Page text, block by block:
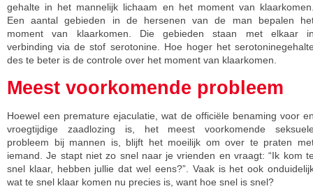
gehalte in het mannelijk lichaam en het moment van
Een aantal gebieden in de hersenen van de man bepalen
moment van klaarkomen. Die gebieden staan met elkaar
verbinding via de stof serotonine. Hoe hoger het
des te beter is de controle over het moment van klaarkomen.
Meest voorkomende probleem
Hoewel een premature ejaculatie, wat de officiële benaming voor
vroegtijdige zaadlozing is, het meest voorkomende
probleem bij mannen is, blijft het moeilijk om over te praten
iemand. Je stapt niet zo snel naar je vrienden en vraagt: “Ik kom
snel klaar, hebben jullie dat wel eens?”. Vaak is het ook
wat te snel klaar komen nu precies is, want hoe snel is snel?